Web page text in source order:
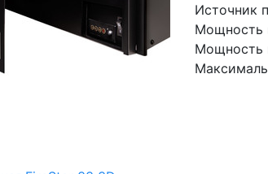
Источник
Мощность
Мощность